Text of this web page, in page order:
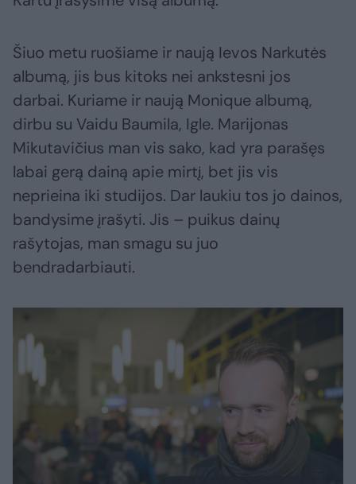
Šiuo metu ruošiame ir naują Ievos Narkutės
albumą, jis bus kitoks nei ankstesni jos
darbai. Kuriame ir naują Monique albumą,
dirbu su Vaidu Baumila, Igle. Marijonas
Mikutavičius man vis sako, kad yra parašęs
labai gerą dainą apie mirtį, bet jis vis
neprieina iki studijos. Dar laukiu tos jo dainos,
bandysime įrašyti. Jis – puikus dainų
rašytojas, man smagu su juo
bendradarbiauti.